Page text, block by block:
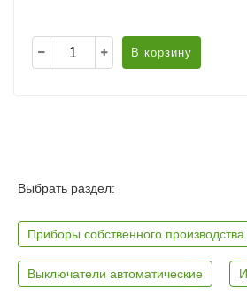
В корзину
Выбрать раздел:
Приборы собственного
Выключатели автоматические